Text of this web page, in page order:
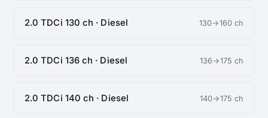
2.0 TDCi 130 ch · Diesel 130→160 ch
2.0 TDCi 136 ch · Diesel 136→175 ch
2.0 TDCi 140 ch · Diesel 140→175 ch